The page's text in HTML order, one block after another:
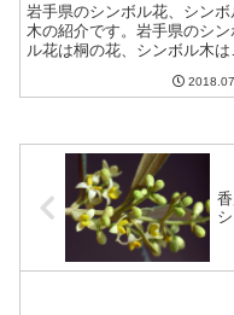
岩手県のシンボル花、シンボ
木の紹介です。岩手県のシン
ル花は桐の花、シンボル木は
市15町4村、合計33の市町村
ました。